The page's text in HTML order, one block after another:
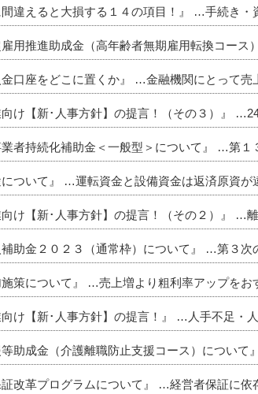
間違えると大損する１４の項目！』 …手続き
雇用推進助成金（高年齢者無期雇用転換コー
金口座をどこに置くか』 …金融機関にとって
向け【新･人事方針】の提言！（その３）』
業者持続化補助金＜一般型＞について』 …第１
について』 …運転資金と設備資金は返済原資が
向け【新･人事方針】の提言！（その２）』 …
補助金２０２３（通常枠）について』 …第３次
施策について』 …売上増より粗利率アップをお
向け【新･人事方針】の提言！』 …人手不足・
等助成金（介護離職防止支援コース）につい
証改革プログラムについて』 …経営者保証に依